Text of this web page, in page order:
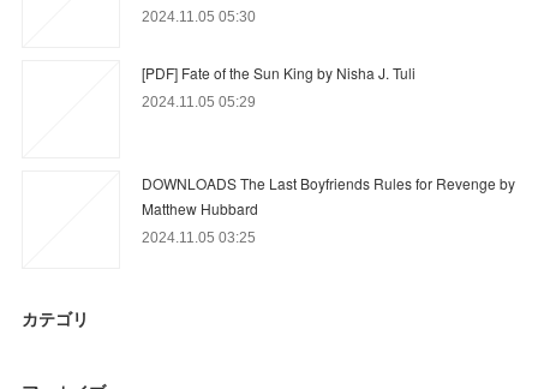
2024.11.05 05:30
[PDF] Fate of the Sun King by Nisha J. Tuli
2024.11.05 05:29
DOWNLOADS The Last Boyfriends Rules for Revenge by
Matthew Hubbard
2024.11.05 03:25
カテゴリ